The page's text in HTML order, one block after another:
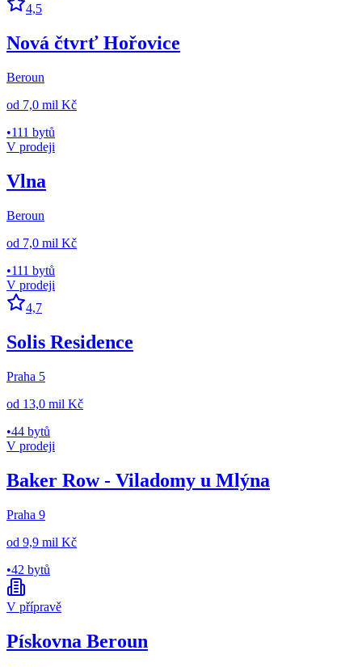
4,5
Nová čtvrť Hořovice
Beroun
od 7,0 mil Kč
•111 bytů
V prodeji
Vlna
Beroun
od 7,0 mil Kč
•111 bytů
V prodeji
4,7
Solis Residence
Praha 5
od 13,0 mil Kč
•44 bytů
V prodeji
Baker Row - Viladomy u Mlýna
Praha 9
od 9,9 mil Kč
•42 bytů
V přípravě
Pískovna Beroun